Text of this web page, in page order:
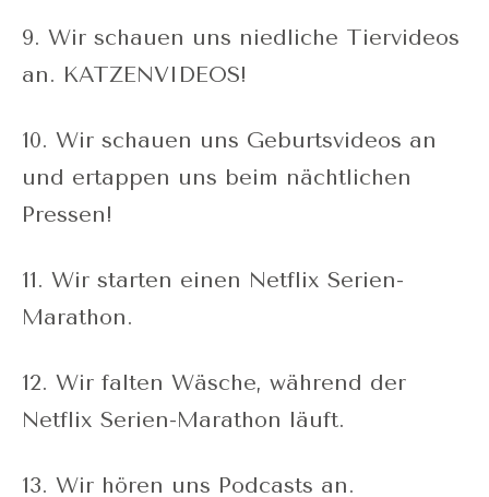
9. Wir schauen uns niedliche Tiervideos
an. KATZENVIDEOS!
10. Wir schauen uns Geburtsvideos an
und ertappen uns beim nächtlichen
Pressen!
11. Wir starten einen Netflix Serien-
Marathon.
12. Wir falten Wäsche, während der
Netflix Serien-Marathon läuft.
13. Wir hören uns Podcasts an.